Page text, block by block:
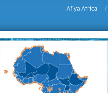
Afiya Africa